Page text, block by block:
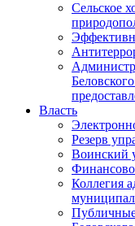
Сельское
Власть
Резерв
Воинский
Коллегия
Публичные